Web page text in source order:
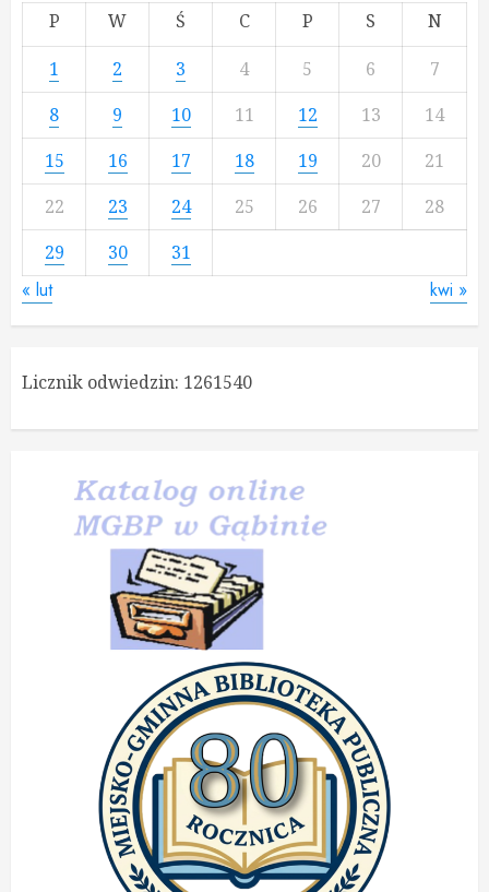
P W Ś C P S
N
1
2 3 4 5 6
7
8
9 10 11 12 13
14
15
16 17 18 19 20
21
22
23 24 25 26 27
28
29
30 31
« lut kwi »
Licznik odwiedzin: 1261540